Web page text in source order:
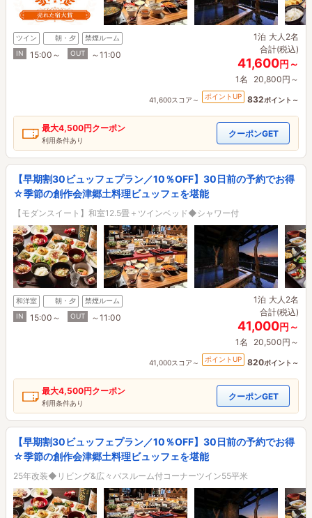
ツイン 朝・夕
禁煙ルーム
IN
15:00～ OUT ～11:00
1泊 大人2名
合計(税込)
41,600円～
1名 20,800円～
41,600スコア～ ポイントUP 832ポイント～
最大4,500円クーポン
利用条件あり
クーポンGET
【早期割30ビュッフェプラン／10％OFF】30日前の予約でお得
☆季節の創作会津郷土料理ビュッフェを堪能
【モダンスイート】和室12.5畳＋ツインベッド◆シャワー付
和洋室 朝・夕
禁煙ルーム
IN
15:00～ OUT ～11:00
1泊 大人2名
合計(税込)
41,000円～
1名 20,500円～
41,000スコア～ ポイントUP 820ポイント～
最大4,500円クーポン
利用条件あり
クーポンGET
【早期割30ビュッフェプラン／10％OFF】30日前の予約でお得
☆季節の創作会津郷土料理ビュッフェを堪能
25年改装◆リビング&広々バスルーム付コーナーツイン55平米